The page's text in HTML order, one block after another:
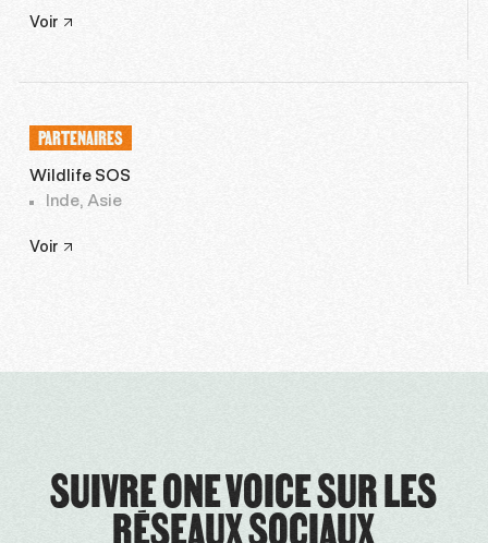
Voir
PARTENAIRES
Wildlife SOS
Inde, Asie
Voir
SUIVRE ONE VOICE SUR LES
RÉSEAUX SOCIAUX